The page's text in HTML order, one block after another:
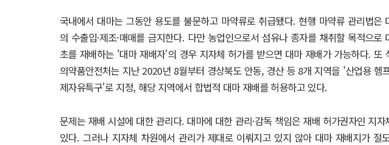
국내에서 대마는 그동안 용도를 불문하고 마약류로 취급됐다. 현행 마약류 관리법은
의 수출입·제조·매매를 금지한다. 다만 농업인으로서 섬유나 종자를 채취할 목적으로
초를 재배하는 '대마 재배자'의 경우 지자체 허가를 받으면 대마 재배가 가능하다. 또
의약품안전처는 지난 2020년 8월부터 경상북도 안동, 경산 등 8개 지역을 '산업용 헴
제자유특구'로 지정, 해당 지역에서 합법적 대마 재배를 허용하고 있다.
문제는 재배 시설에 대한 관리다. 대마에 대한 관리·감독 책임은 재배 허가권자인 지자
있다. 그러나 지자체 차원에서 관리가 제대로 이뤄지고 있지 않아 대마 재배지가 절